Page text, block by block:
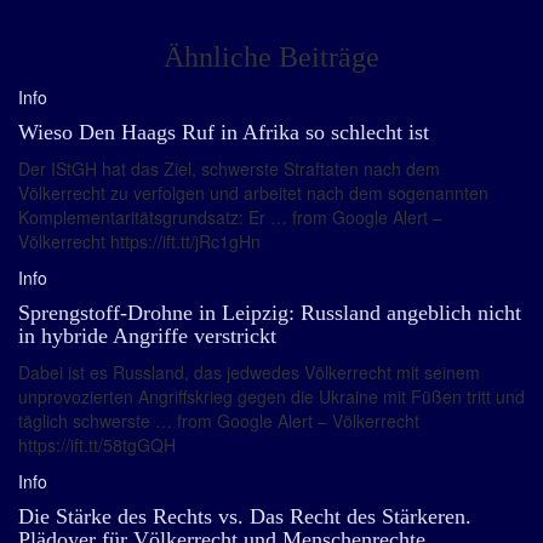
Ähnliche Beiträge
Info
Wieso Den Haags Ruf in Afrika so schlecht ist
Der IStGH hat das Ziel, schwerste Straftaten nach dem
Völkerrecht zu verfolgen und arbeitet nach dem sogenannten
Komplementaritätsgrundsatz: Er … from Google Alert –
Völkerrecht https://ift.tt/jRc1gHn
Info
Sprengstoff-Drohne in Leipzig: Russland angeblich nicht
in hybride Angriffe verstrickt
Dabei ist es Russland, das jedwedes Völkerrecht mit seinem
unprovozierten Angriffskrieg gegen die Ukraine mit Füßen tritt und
täglich schwerste … from Google Alert – Völkerrecht
https://ift.tt/58tgGQH
Info
Die Stärke des Rechts vs. Das Recht des Stärkeren.